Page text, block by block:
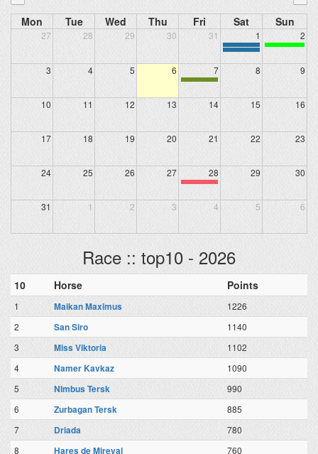
Mon Tue Wed Thu Fri Sat Sun
27 28 29 30 31 1 2
3 4 5 6 7 8 9
10 11 12 13 14 15 16
17 18 19 20 21 22 23
24 25 26 27 28 29 30
31 1 2 3 4 5 6
Race :: top10 - 2026
10 Horse Points
1 Maikan Maximus
1226
2
San Siro
1140
3
Miss Viktoria
1102
4
Namer Kavkaz
1090
5
NImbus Tersk
990
6
Zurbagan Tersk
885
7
Driada
780
8
Hares de Mireval 760